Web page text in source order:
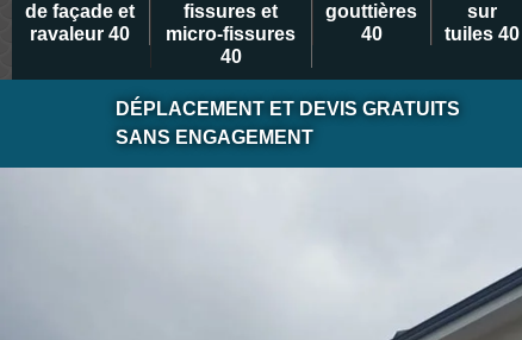
de façade et
ravaleur 40
fissures et
micro-fissures
40
gouttières
40
sur
tuiles 40
DÉPLACEMENT ET DEVIS GRATUITS
SANS ENGAGEMENT